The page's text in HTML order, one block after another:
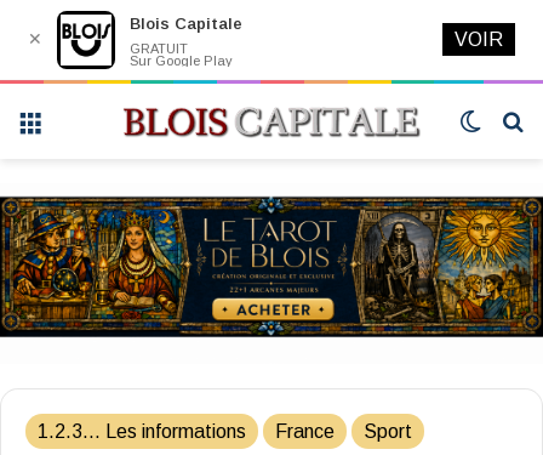
Switch
1.2.3... Les informations France Sport
✕
Blois Capitale
GRATUIT
Sur Google Play
VOIR